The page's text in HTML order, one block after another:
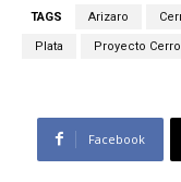
TAGS Arizaro
Plata Proyecto
Facebook